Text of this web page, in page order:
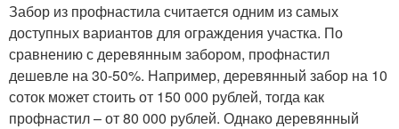
Забор из профнастила считается одним из самых
доступных вариантов для ограждения участка. По
сравнению с деревянным забором, профнастил
дешевле на 30-50%. Например, деревянный забор на 10
соток может стоить от 150 000 рублей, тогда как
профнастил – от 80 000 рублей. Однако деревянный